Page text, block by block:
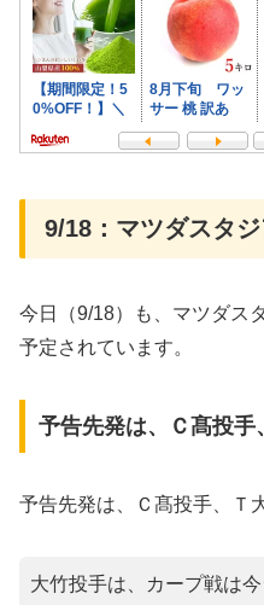
9/18：マツダスタ
今日（9/18）も、マツダス
予定されています。
予告先発は、Ｃ髙投手
予告先発は、Ｃ髙投手、Ｔ
大竹投手は、カープ戦は